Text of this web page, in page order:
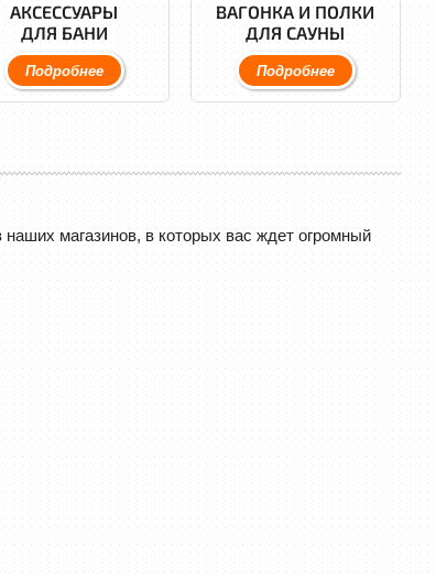
АКСЕССУАРЫ
ДЛЯ БАНИ
Подробнее
ВАГОНКА И ПОЛКИ
ДЛЯ САУНЫ
Подробнее
магазинов, в которых вас ждет огромный